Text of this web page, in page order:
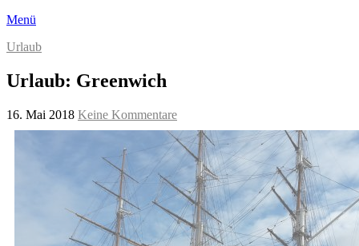
Menü
Urlaub
Urlaub: Greenwich
16. Mai 2018 Keine Kommentare